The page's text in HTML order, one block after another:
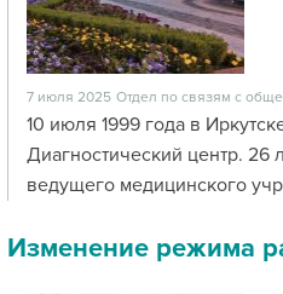
7 июля 2025 Отдел по связям с
10 июля 1999 года в
Диагностический центр. 26
ведущего медицинского
Изменение режима